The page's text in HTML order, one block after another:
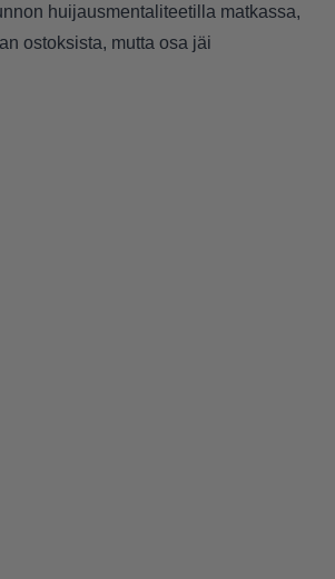
huijausmentaliteetilla matkassa,
ostoksista, mutta osa jäi